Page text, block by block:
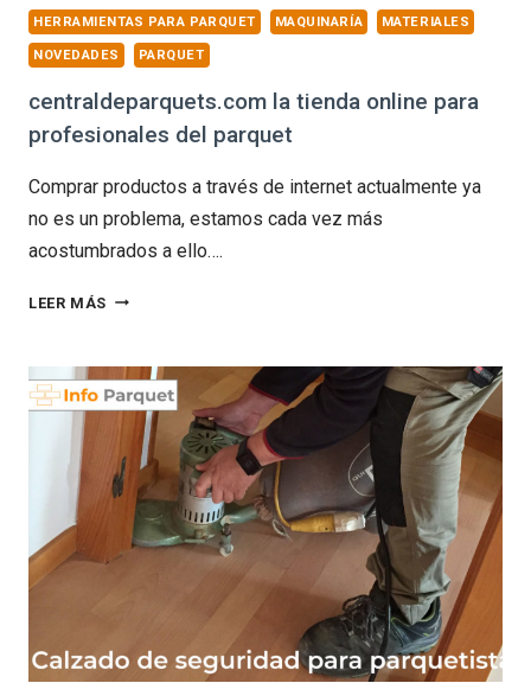
HERRAMIENTAS PARA PARQUET MAQUINARÍA MATERIALES
NOVEDADES PARQUET
centraldeparquets.com la tienda online para
profesionales del parquet
Comprar productos a través de internet actualmente ya
no es un problema, estamos cada vez más
acostumbrados a ello….
LEER MÁS CENTRALDEPARQUETS.COM
TIENDA
ONLINE
PARA
PROFESIONALES
DEL
PARQUET